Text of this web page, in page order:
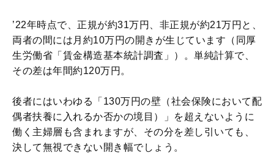
’22年時点で、正規が約31万円、非正規が約21万円と、
両者の間には月約10万円の開きが生じています（同厚
生労働省「賃金構造基本統計調査」）。単純計算で、
その差は年間約120万円。
後者にはいわゆる「130万円の壁（社会保険において配
偶者扶養に入れるか否かの境目）」を超えないように
働く主婦層も含まれますが、その分を差し引いても、
決して無視できない開き幅でしょう。